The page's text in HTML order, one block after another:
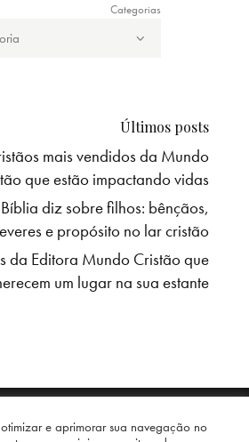
Categorias
Últimos posts
mais vendidos da Mundo
que estão impactando vidas
diz sobre filhos: bênçãos,
e propósito no lar cristão
da Editora Mundo Cristão que
um lugar na sua estante
e aprimorar sua navegação no